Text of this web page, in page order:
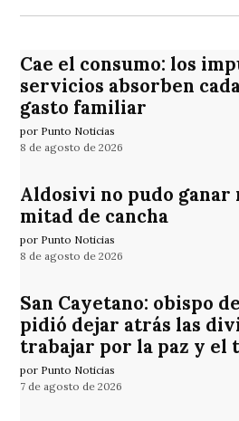
Cae el consumo: los
servicios absorben
gasto familiar
por Punto Noticias
8 de agosto de 2026
Aldosivi no pudo ganar
mitad de cancha
por Punto Noticias
8 de agosto de 2026
San Cayetano: obispo
pidió dejar atrás las
trabajar por la paz y el
por Punto Noticias
7 de agosto de 2026